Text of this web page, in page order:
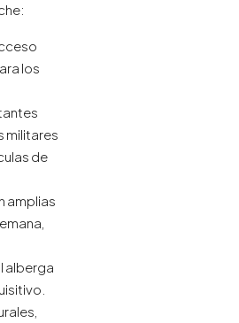
los
militares
de
amplias
alberga